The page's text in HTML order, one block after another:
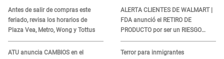
Antes de salir de compras este
feriado, revisa los horarios de
Plaza Vea, Metro, Wong y Tottus
ATU anuncia CAMBIOS en el
ALERTA CLIENTES DE WALMART |
FDA anunció el RETIRO DE
PRODUCTO por ser un RIESGO
MORTAL para consumidores: ¿Cuál
es?
Terror para inmigrantes